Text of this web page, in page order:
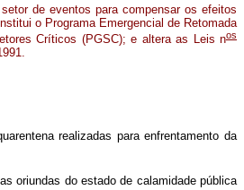
de eventos para compensar os efeitos
o Programa Emergencial de Retomada
Críticos (PGSC); e altera as Leis nos
realizadas para enfrentamento da
oriundas do estado de calamidade pública